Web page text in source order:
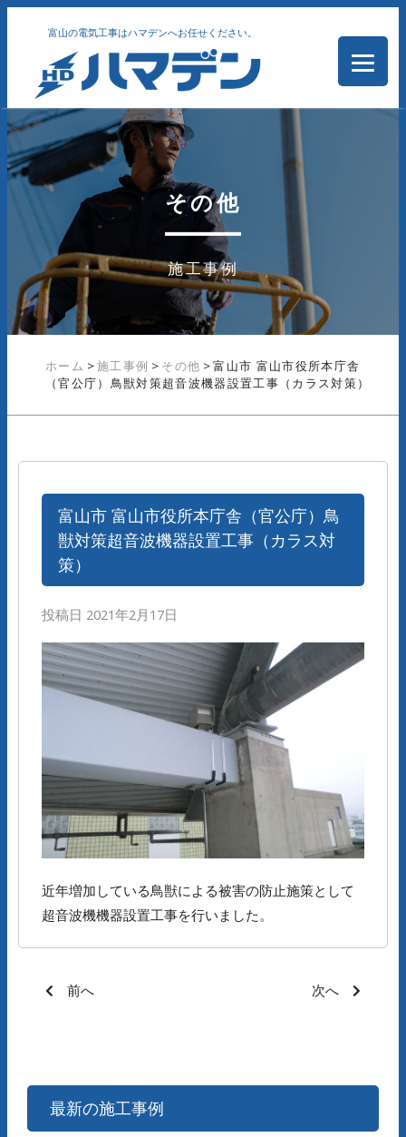
富山の電気工事はハマデンへお任せください。
その他
施工事例
ホーム >施工事例 > その他 >富山市 富山市役所本庁舎
（官公庁）鳥獣対策超音波機器設置工事（カラス対策）
富山市 富山市役所本庁舎（官公庁）鳥
獣対策超音波機器設置工事（カラス対
策）
投稿日 2021年2月17日
近年増加している鳥獣による被害の防止施策として
超音波機機器設置工事を行いました。
前へ 次へ
最新の施工事例